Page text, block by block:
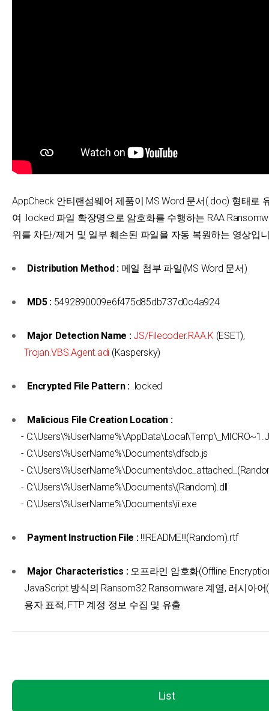
AppCheck 안티랜섬웨어 제품이 MS Word 문서(.doc) 형태로
여 .locked 파일 확장명으로 암호화를 수행하는 RAA
위를 차단/제거 및 일부 훼손된 파일을 자동 복원하는 영상입
Distribution Method :메일 첨부 파일(MS Word 문서)
MD5 :5492890009e6f475d85db737d0c4a924
Major Detection Name : JS/Filecoder.RAA.K (ESET),
Trojan.VBS.Agent.adi (Kaspersky)
Encrypted File Pattern : .locked
Malicious File Creation Location :
-
- C:\Users\%UserName%\Documents\dfsdb.js
-
- C:\Users\%UserName%\Documents\(Random).dll
- C:\Users\%UserName%\Documents\ii.exe
Payment Instruction File :!!!README!!!(Random).rtf
Major Characteristics :오프라인 암호화(Offline
JavaScript 방식의 Ransom32 Ransomware 계열, 러시아어
용자 표적, FTP 계정 정보 수집 및 유출
List